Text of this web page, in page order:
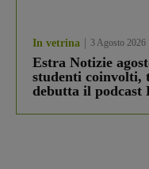
In vetrina 3 Agosto 2026
Estra Notizie
studenti coinvolti,
debutta il podcast